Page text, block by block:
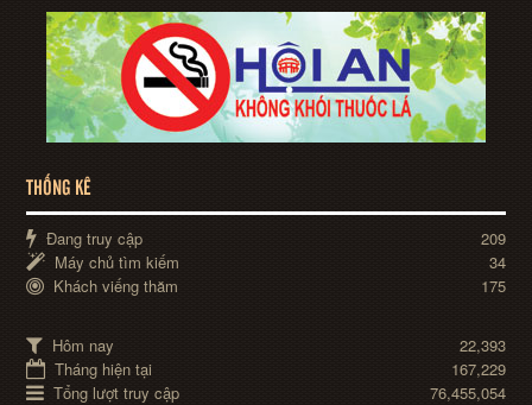
THỐNG KÊ
Đang truy cập
209
Máy chủ tìm kiếm
34
Khách viếng thăm
175
Hôm nay
22,393
Tháng hiện tại
167,229
Tổng lượt truy cập
76,455,054